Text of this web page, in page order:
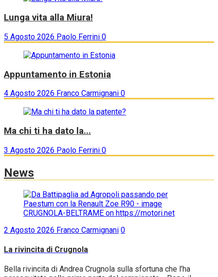
Lunga vita alla Miura!
5 Agosto 2026 Paolo Ferrini 0
Appuntamento in Estonia
4 Agosto 2026 Franco Carmignani 0
Ma chi ti ha dato la...
3 Agosto 2026 Paolo Ferrini 0
News
2 Agosto 2026 Franco Carmignani 0
La rivincita di Crugnola
Bella rivincita di Andrea Crugnola sulla sfortuna che l’ha